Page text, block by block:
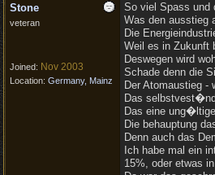
Stone
veteran
Joined: Nov 2003
Location: Germany, Mainz
So viel Spass und
Was den ausstieg
Die
Weil es in Zukunft
Deswegen wird
Schade denn die
Der Atomaustieg -
Das
Das eine
Die behauptung
Denn auch das
Ich habe mal ein
15%, oder etwas